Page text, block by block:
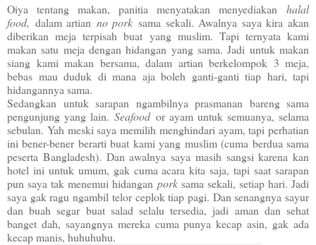
Oiya tentang makan, panitia menyatakan menyediakan halal
food, dalam artian no porksama sekali. Awalnya saya kira akan
diberikan meja terpisah buat yang muslim. Tapi ternyata kami
makan satu meja dengan hidangan yang sama. Jadi untuk makan
siang kami makan bersama, dalam artian berkelompok 3 meja,
bebas mau duduk di mana aja boleh ganti-ganti tiap hari, tapi
hidangannya sama.
Sedangkan untuk sarapan ngambilnya prasmanan bareng sama
pengunjung yang lain.Seafood or ayam untuk semuanya, selama
sebulan. Yah meski saya memilih menghindari ayam, tapi perhatian
ini bener-bener berarti buat kami yang muslim (cuma berdua sama
peserta Bangladesh). Dan awalnya saya masih sangsi karena kan
hotel ini untuk umum, gak cuma acara kita saja, tapi saat sarapan
pun saya tak menemui hidangan porksama sekali, setiap hari. Jadi
saya gak ragu ngambil telor ceplok tiap pagi. Dan senangnya sayur
dan buah segar buat salad selalu tersedia, jadi aman dan sehat
banget dah, sayangnya mereka cuma punya kecap asin, gak ada
kecap manis, huhuhuhu.